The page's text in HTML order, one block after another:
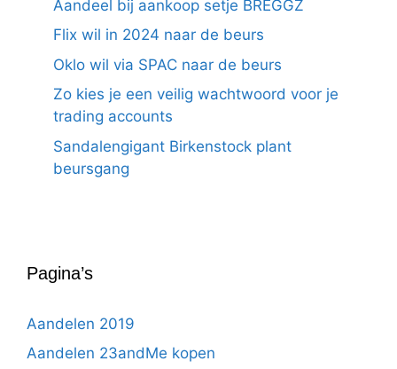
Aandeel bij aankoop setje BREGGZ
Flix wil in 2024 naar de beurs
Oklo wil via SPAC naar de beurs
Zo kies je een veilig wachtwoord voor je
trading accounts
Sandalengigant Birkenstock plant
beursgang
Pagina’s
Aandelen 2019
Aandelen 23andMe kopen